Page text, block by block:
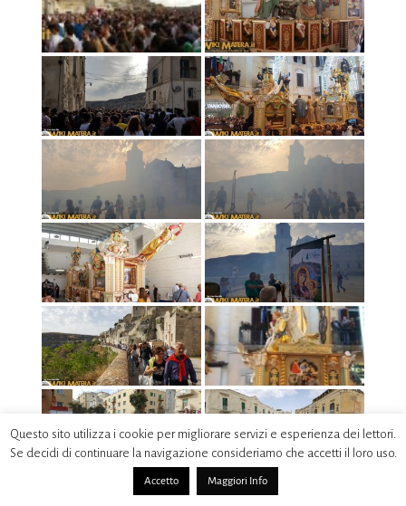
Questo sito utilizza i cookie per migliorare servizi e esperienza dei lettori.
Se decidi di continuare la navigazione consideriamo che accetti il loro uso.
Accetto Maggiori Info